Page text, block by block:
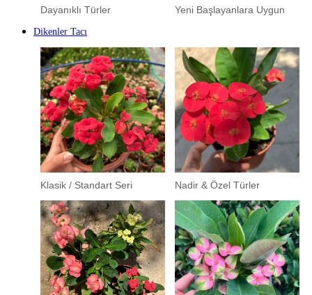
Dayanıklı Türler Yeni Başlayanlara Uygun
Dikenler Tacı
Klasik / Standart Seri Nadir & Özel Türler